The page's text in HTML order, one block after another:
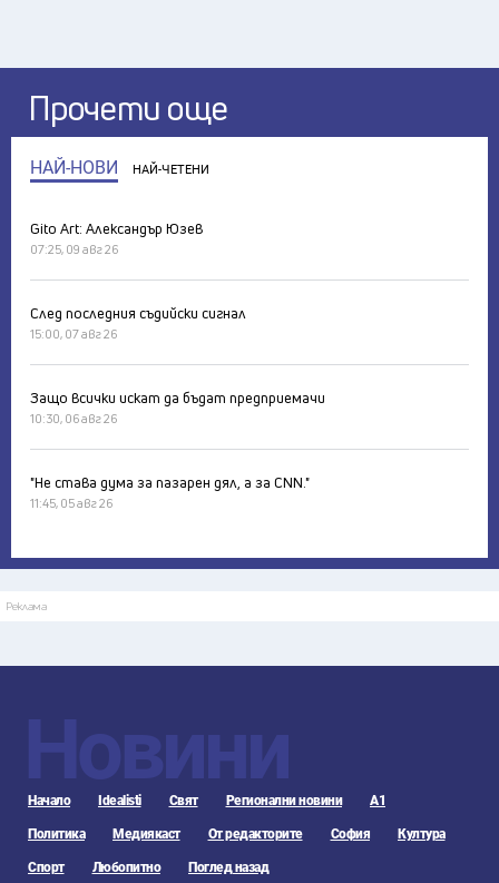
Прочети още
НАЙ-НОВИ НАЙ-ЧЕТЕНИ
Gito Art: Александър Юзев
07:25, 09 авг 26
След последния съдийски сигнал
15:00, 07 авг 26
Защо всички искат да бъдат предприемачи
10:30, 06 авг 26
"Не става дума за пазарен дял, а за CNN."
11:45, 05 авг 26
Реклама
Новини
Начало Idealisti Свят Регионални новини А1
Политика Медиякаст От редакторите София Култура
Спорт Любопитно Поглед назад